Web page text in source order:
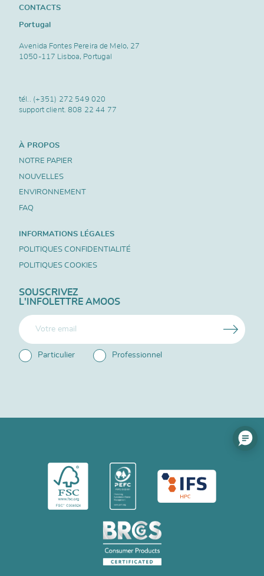
CONTACTS
Portugal
Avenida Fontes Pereira de Melo, 27
1050-117 Lisboa, Portugal
tél.. (+351) 272 549 020
support client.808 22 44 77
À PROPOS
NOTRE PAPIER
NOUVELLES
ENVIRONNEMENT
FAQ
INFORMATIONS LÉGALES
POLITIQUES CONFIDENTIALITÉ
POLITIQUES COOKIES
SOUSCRIVEZ
L'INFOLETTRE AMOOS
Particulier Professionnel